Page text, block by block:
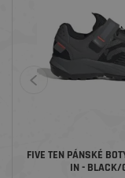
FIVE TEN PÁNSKÉ
IN - BLACK/